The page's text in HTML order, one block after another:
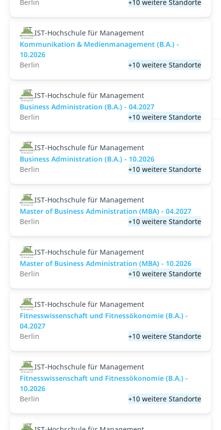
Berlin
+10 weitere Standorte
IST-Hochschule für Management
Kommunikation & Medienmanagement (B.A.) -
10.2026
Berlin
+10 weitere Standorte
IST-Hochschule für Management
Business Administration (B.A.) - 04.2027
Berlin
+10 weitere Standorte
IST-Hochschule für Management
Business Administration (B.A.) - 10.2026
Berlin
+10 weitere Standorte
IST-Hochschule für Management
Master of Business Administration (MBA) - 04.2027
Berlin
+10 weitere Standorte
IST-Hochschule für Management
Master of Business Administration (MBA) - 10.2026
Berlin
+10 weitere Standorte
IST-Hochschule für Management
Fitnesswissenschaft und Fitnessökonomie (B.A.) -
04.2027
Berlin
+10 weitere Standorte
IST-Hochschule für Management
Fitnesswissenschaft und Fitnessökonomie (B.A.) -
10.2026
Berlin
+10 weitere Standorte